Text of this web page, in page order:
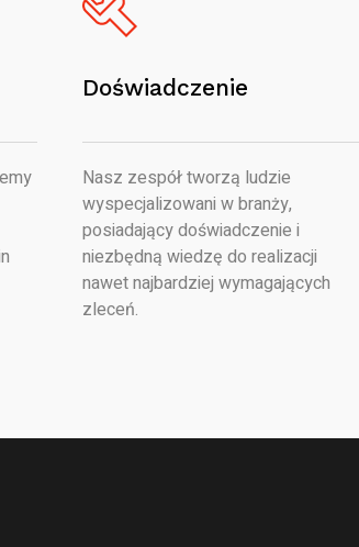
Doświadczenie
Nasz zespół tworzą ludzie
wyspecjalizowani w branży,
posiadający doświadczenie i
niezbędną wiedzę do realizacji
nawet najbardziej wymagających
zleceń.